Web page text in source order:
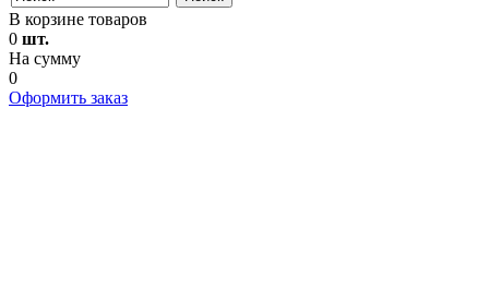
В корзине товаров
0 шт.
На сумму
0
Оформить заказ